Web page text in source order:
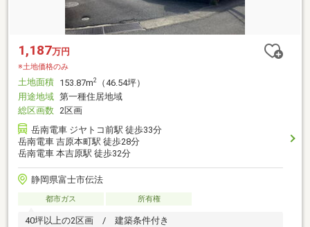
1,187万円
※土地価格のみ
土地面積 153.87m2
（46.54坪）
用途地域 第一種住居地域
総区画数 2区画
岳南電車 ジヤトコ前駅 徒歩33分
岳南電車 吉原本町駅 徒歩28分
岳南電車 本吉原駅 徒歩32分
静岡県富士市伝法
都市ガス 所有権
40坪以上の2区画 / 建築条件付き